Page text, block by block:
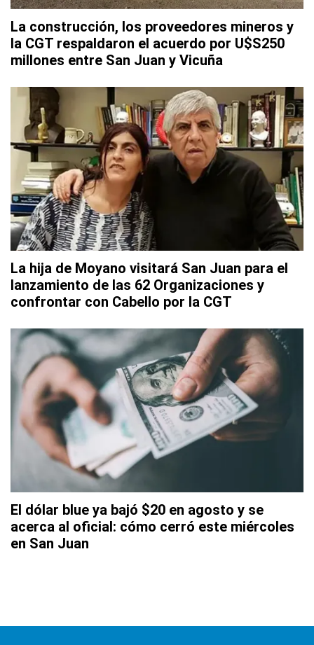
La construcción, los proveedores mineros y
la CGT respaldaron el acuerdo por U$S250
millones entre San Juan y Vicuña
La hija de Moyano visitará San Juan para el
lanzamiento de las 62 Organizaciones y
confrontar con Cabello por la CGT
El dólar blue ya bajó $20 en agosto y se
acerca al oficial: cómo cerró este miércoles
en San Juan